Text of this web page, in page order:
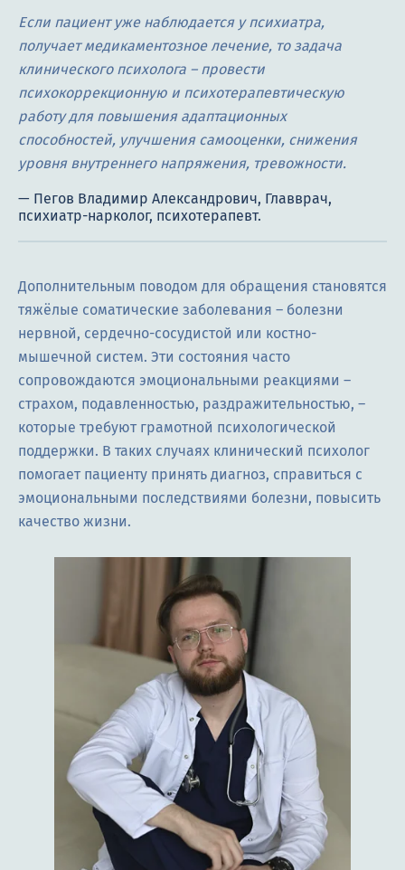
Если пациент уже наблюдается у психиатра,
получает медикаментозное лечение, то задача
клинического психолога – провести
психокоррекционную и психотерапевтическую
работу для повышения адаптационных
способностей, улучшения самооценки, снижения
уровня внутреннего напряжения, тревожности.
Дополнительным поводом для обращения становятся
тяжёлые соматические заболевания – болезни
нервной, сердечно-сосудистой или костно-
мышечной систем. Эти состояния часто
сопровождаются эмоциональными реакциями –
страхом, подавленностью, раздражительностью, –
которые требуют грамотной психологической
поддержки. В таких случаях клинический психолог
помогает пациенту принять диагноз, справиться с
эмоциональными последствиями болезни, повысить
качество жизни.